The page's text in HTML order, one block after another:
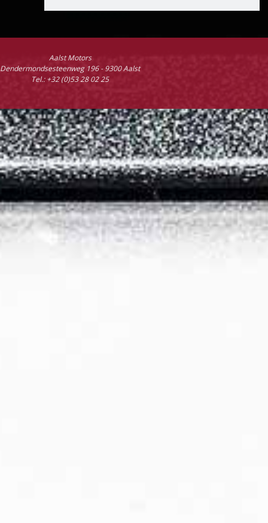
Aalst Motors
Dendermondsesteenweg 196 - 9300 Aalst
Tel.: +32 (0)53 28 02 25